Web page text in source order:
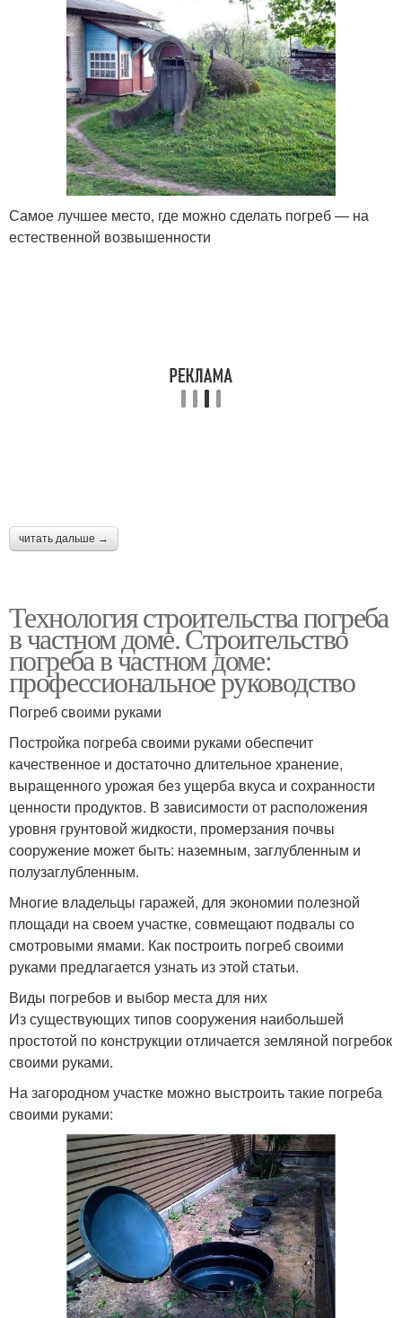
Погреб в частном доме Наземный погреб
Наземные погреба Земляной погреб
Самое лучшее место, где можно сделать погреб — на
естественной возвышенности
читать дальше →
Технология строительства погреба
в частном доме. Строительство
погреба в частном доме:
профессиональное руководство
Погреб своими руками
Постройка погреба своими руками обеспечит
качественное и достаточно длительное хранение,
выращенного урожая без ущерба вкуса и сохранности
ценности продуктов. В зависимости от расположения
уровня грунтовой жидкости, промерзания почвы
сооружение может быть: наземным, заглубленным и
полузаглубленным.
Многие владельцы гаражей, для экономии полезной
площади на своем участке, совмещают подвалы со
смотровыми ямами. Как построить погреб своими
руками предлагается узнать из этой статьи.
Виды погребов и выбор места для них
Из существующих типов сооружения наибольшей
простотой по конструкции отличается земляной погребок
своими руками.
На загородном участке можно выстроить такие погреба
своими руками: